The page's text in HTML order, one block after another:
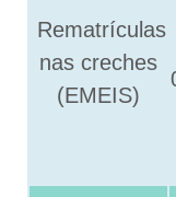
Rematrículas
nas creches
(EMEIS)